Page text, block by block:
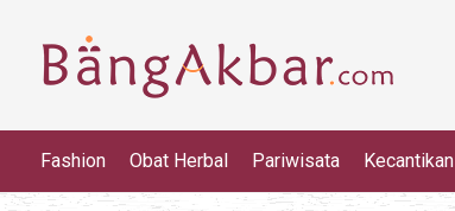
Fashion Obat Herbal Pariwisata Kecantikan